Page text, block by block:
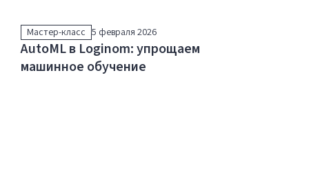
Мастер-класс 5 февраля 2026
AutoML в Loginom: упрощаем
машинное обучение